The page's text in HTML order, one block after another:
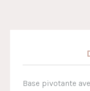
Base pivotante